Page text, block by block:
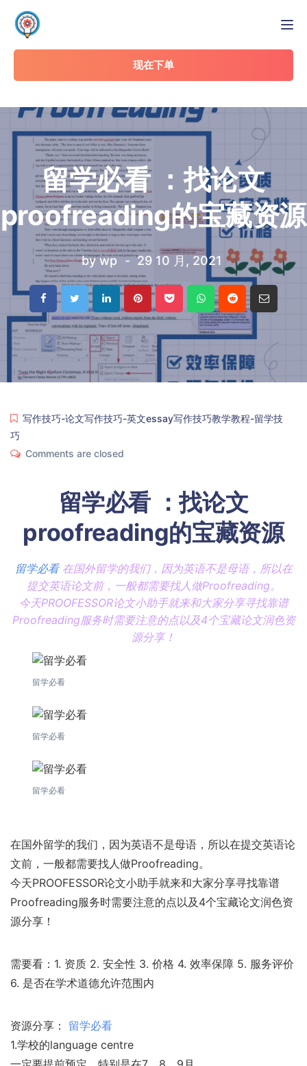
现在下单
留学必看 ：找论文
proofreading的宝藏资源
by wp 29 10 月, 2021
写作技巧-论文写作技巧-英文essay写作技巧教学教程-留学技
巧
Comments are closed
留学必看 ：找论文
proofreading的宝藏资源
留学必看在国外留学的我们，因为英语不是母语，所以在
提交英语论文前，一般都需要找人做Proofreading。
今天PROOFESSOR论文小助手就来和大家分享寻找靠谱
Proofreading服务时需要注意的点以及4个宝藏论文润色资
源分享！
留学必看
留学必看
留学必看
在国外留学的我们，因为英语不是母语，所以在提交英语论
文前，一般都需要找人做Proofreading。
今天PROOFESSOR论文小助手就来和大家分享寻找靠谱
Proofreading服务时需要注意的点以及4个宝藏论文润色资
源分享！
需要看：1. 资质 2. 安全性 3. 价格 4. 效率保障 5. 服务评价
6. 是否在学术道德允许范围内
资源分享： 留学必看
1.学校的language centre